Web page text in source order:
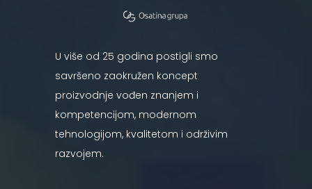
U više od 25 godina postigli smo
savršeno zaokružen koncept
proizvodnje vođen znanjem i
kompetencijom, modernom
tehnologijom, kvalitetom i održivim
razvojem.